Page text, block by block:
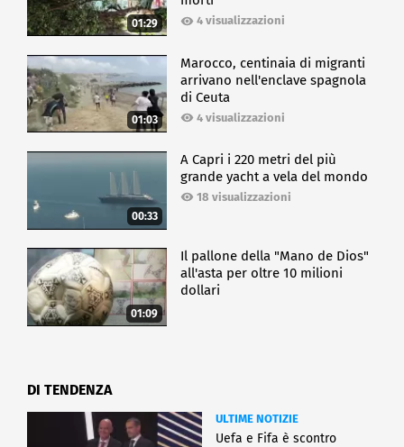
01:29 4 visualizzazioni
01:03
Marocco, centinaia di migranti
arrivano nell'enclave spagnola
di Ceuta
4 visualizzazioni
00:33
A Capri i 220 metri del più
grande yacht a vela del mondo
18 visualizzazioni
01:09
Il pallone della "Mano de Dios"
all'asta per oltre 10 milioni
dollari
DI TENDENZA
ULTIME NOTIZIE
Uefa e Fifa è scontro